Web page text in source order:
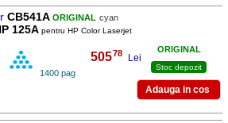
CB541A ORIGINAL cyan
125A pentru HP Color Laserjet
1400 pag
ORIGINAL
Stoc depozit
50578 Lei